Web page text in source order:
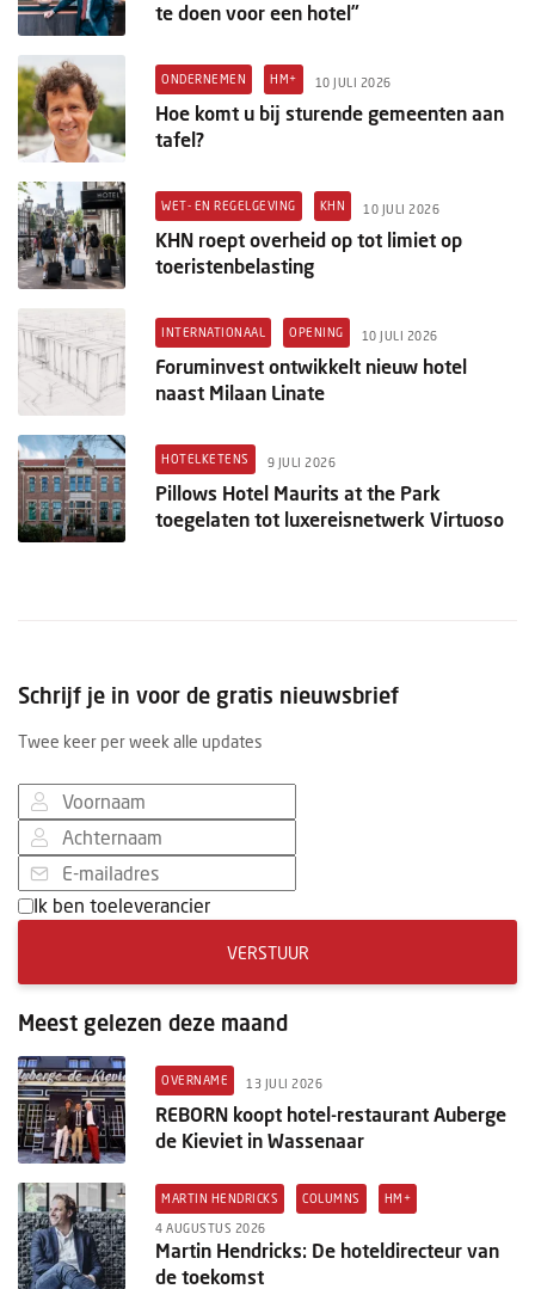
te doen voor een hotel”
ONDERNEMEN HM+ 10 JULI 2026
Hoe komt u bij sturende gemeenten aan
tafel?
WET- EN REGELGEVING KHN 10 JULI 2026
KHN roept overheid op tot limiet op
toeristenbelasting
INTERNATIONAAL OPENING 10 JULI 2026
Foruminvest ontwikkelt nieuw hotel
naast Milaan Linate
HOTELKETENS 9 JULI 2026
Pillows Hotel Maurits at the Park
toegelaten tot luxereisnetwerk Virtuoso
Schrijf je in voor de gratis nieuwsbrief
Twee keer per week alle updates
Ik ben toeleverancier
VERSTUUR
Meest gelezen deze maand
OVERNAME 13 JULI 2026
REBORN koopt hotel-restaurant Auberge
de Kieviet in Wassenaar
MARTIN HENDRICKS COLUMNS HM+
4 AUGUSTUS 2026
Martin Hendricks: De hoteldirecteur van
de toekomst